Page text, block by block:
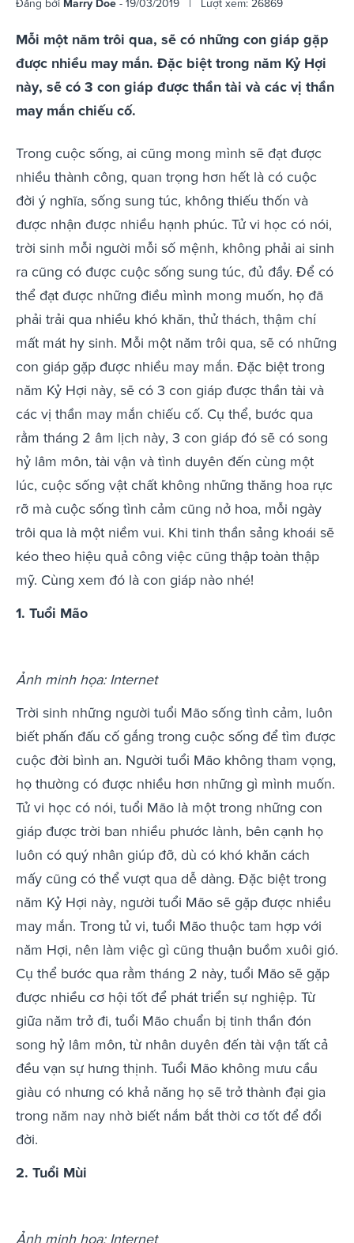
Đăng bởi Marry Doe - 19/03/2019 | Lượt xem: 26869
Mỗi một năm trôi qua, sẽ có những con giáp gặp
được nhiều may mắn. Đặc biệt trong năm Kỷ Hợi
này, sẽ có 3 con giáp được thần tài và các vị thần
may mắn chiếu cố.
Trong cuộc sống, ai cũng mong mình sẽ đạt được
nhiều thành công, quan trọng hơn hết là có cuộc
đời ý nghĩa, sống sung túc, không thiếu thốn và
được nhận được nhiều hạnh phúc. Tử vi học có nói,
trời sinh mỗi người mỗi số mệnh, không phải ai sinh
ra cũng có được cuộc sống sung túc, đủ đầy. Để có
thể đạt được những điều mình mong muốn, họ đã
phải trải qua nhiều khó khăn, thử thách, thậm chí
mất mát hy sinh. Mỗi một năm trôi qua, sẽ có những
con giáp gặp được nhiều may mắn. Đặc biệt trong
năm Kỷ Hợi này, sẽ có 3 con giáp được thần tài và
các vị thần may mắn chiếu cố. Cụ thể, bước qua
rằm tháng 2 âm lịch này, 3 con giáp đó sẽ có song
hỷ lâm môn, tài vận và tình duyên đến cùng một
lúc, cuộc sống vật chất không những thăng hoa rực
rỡ mà cuộc sống tình cảm cũng nở hoa, mỗi ngày
trôi qua là một niềm vui. Khi tinh thần sảng khoái sẽ
kéo theo hiệu quả công việc cũng thập toàn thập
mỹ. Cùng xem đó là con giáp nào nhé!
1. Tuổi Mão
Ảnh minh họa: Internet
Trời sinh những người tuổi Mão sống tình cảm, luôn
biết phấn đấu cố gắng trong cuộc sống để tìm được
cuộc đời bình an. Người tuổi Mão không tham vọng,
họ thường có được nhiều hơn những gì mình muốn.
Tử vi học có nói, tuổi Mão là một trong những con
giáp được trời ban nhiều phước lành, bên cạnh họ
luôn có quý nhân giúp đỡ, dù có khó khăn cách
mấy cũng có thể vượt qua dễ dàng. Đặc biệt trong
năm Kỷ Hợi này, người tuổi Mão sẽ gặp được nhiều
may mắn. Trong tử vi, tuổi Mão thuộc tam hợp với
năm Hợi, nên làm việc gì cũng thuận buồm xuôi gió.
Cụ thể bước qua rằm tháng 2 này, tuổi Mão sẽ gặp
được nhiều cơ hội tốt để phát triển sự nghiệp. Từ
giữa năm trở đi, tuổi Mão chuẩn bị tinh thần đón
song hỷ lâm môn, từ nhân duyên đến tài vận tất cả
đều vạn sự hưng thịnh. Tuổi Mão không mưu cầu
giàu có nhưng có khả năng họ sẽ trở thành đại gia
trong năm nay nhờ biết nắm bắt thời cơ tốt để đổi
đời.
2. Tuổi Mùi
Ảnh minh họa: Internet